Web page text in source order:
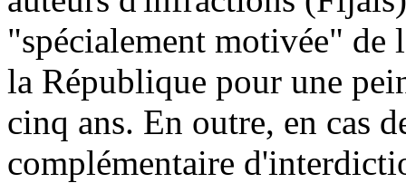
"spécialement motivée"
la République pour une
cinq ans. En outre, en cas
complémentaire